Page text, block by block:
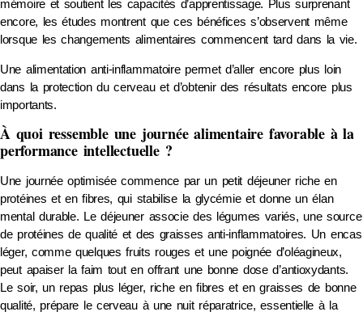
mémoire et soutient les capacités d’apprentissage. Plus surprenant
encore, les études montrent que ces bénéfices s’observent même
lorsque les changements alimentaires commencent tard dans la vie.
Une alimentation anti-inflammatoire permet d’aller encore plus loin
dans la protection du cerveau et d’obtenir des résultats encore plus
importants.
À quoi ressemble une journée alimentaire favorable à la
performance intellectuelle ?
Une journée optimisée commence par un petit déjeuner riche en
protéines et en fibres, qui stabilise la glycémie et donne un élan
mental durable. Le déjeuner associe des légumes variés, une source
de protéines de qualité et des graisses anti-inflammatoires. Un encas
léger, comme quelques fruits rouges et une poignée d’oléagineux,
peut apaiser la faim tout en offrant une bonne dose d’antioxydants.
Le soir, un repas plus léger, riche en fibres et en graisses de bonne
qualité, prépare le cerveau à une nuit réparatrice, essentielle à la